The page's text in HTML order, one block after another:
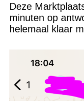
Deze
minuten op
helemaal klaar